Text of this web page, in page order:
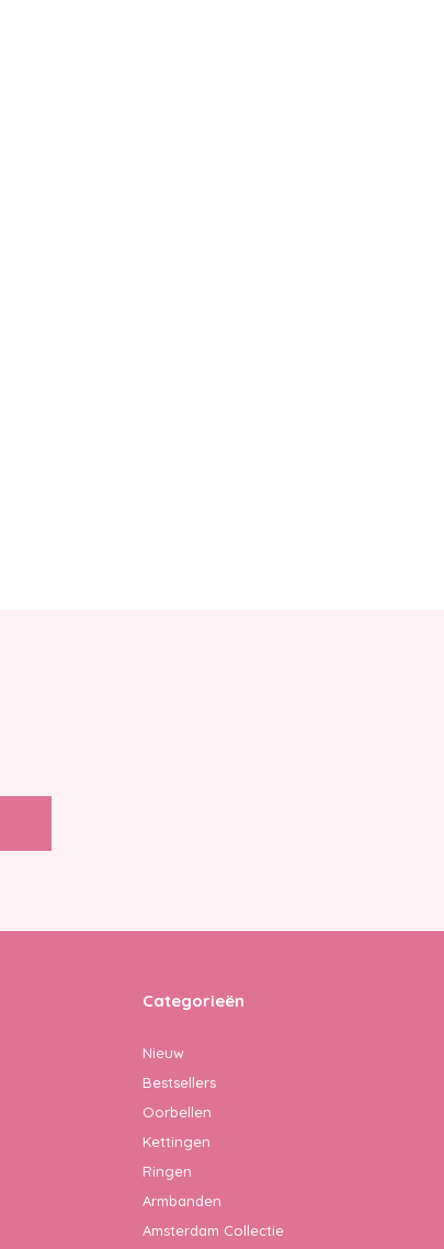
Categorieën
Nieuw
Bestsellers
Oorbellen
Kettingen
Ringen
Armbanden
Amsterdam Collectie